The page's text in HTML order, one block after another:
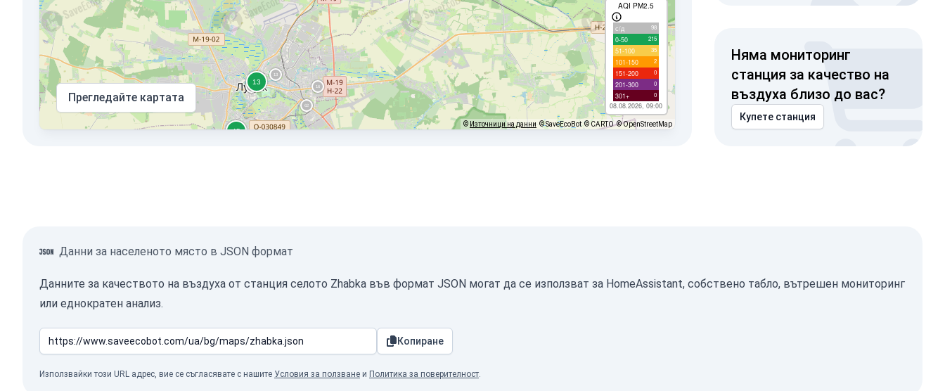
AQI PM2.5
с/д 98
0-50 215
51-100 35
101-150 2
151-200 0
201-300 0
301+ 0
08.08.2026, 09:00
Прегледайте картата
© Източници на данни © SaveEcoBot © CARTO © OpenStreetMap
Няма мониторинг
станция за качество на
въздуха близо до вас?
Купете станция
Данни за населеното място в JSON формат
Данните за качеството на въздуха от станция селото Zhabka във формат JSON могат да се използват за HomeAssistant, собствено табло, вътрешен мониторинг
или еднократен анализ.
Копиране
Използвайки този URL адрес, вие се съгласявате с нашите Условия за ползване и Политика за поверителност.